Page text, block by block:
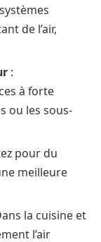
de l’air,
:
à forte
ou les sous-
pour du
meilleure
la cuisine et
l’air